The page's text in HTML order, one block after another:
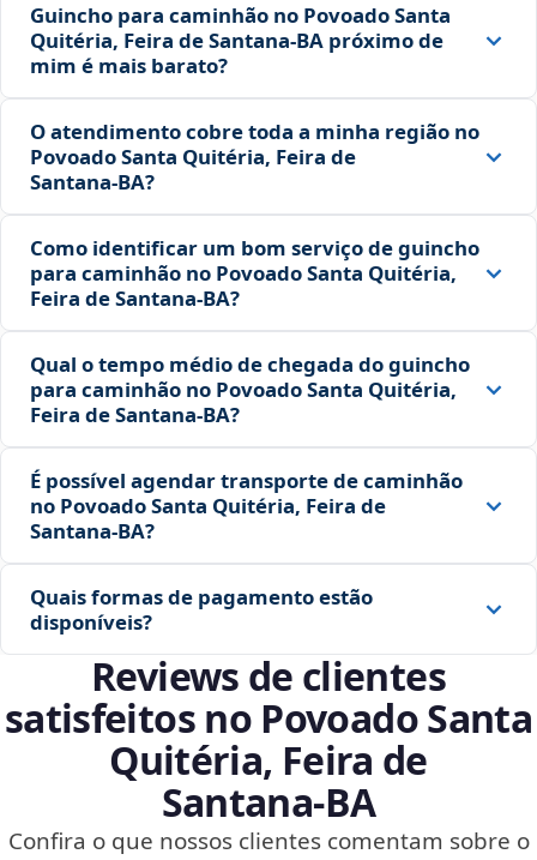
Guincho para caminhão no Povoado Santa
Quitéria, Feira de Santana‑BA próximo de
mim é mais barato?
O atendimento cobre toda a minha região no
Povoado Santa Quitéria, Feira de
Santana‑BA?
Como identificar um bom serviço de guincho
para caminhão no Povoado Santa Quitéria,
Feira de Santana‑BA?
Qual o tempo médio de chegada do guincho
para caminhão no Povoado Santa Quitéria,
Feira de Santana‑BA?
É possível agendar transporte de caminhão
no Povoado Santa Quitéria, Feira de
Santana‑BA?
Quais formas de pagamento estão
disponíveis?
Reviews de clientes
satisfeitos no Povoado Santa
Quitéria, Feira de
Santana‑BA
Confira o que nossos clientes comentam sobre o